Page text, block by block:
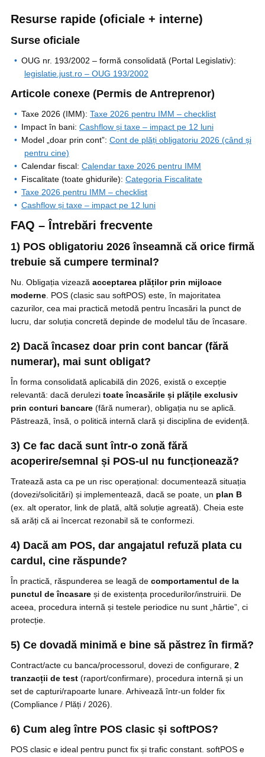
Resurse rapide (oficiale + interne)
Surse oficiale
OUG nr. 193/2002 – formă consolidată (Portal Legislativ):
legislatie.just.ro – OUG 193/2002
Articole conexe (Permis de Antreprenor)
Taxe 2026 (IMM): Taxe 2026 pentru IMM – checklist
Impact în bani: Cashflow și taxe – impact pe 12 luni
Model „doar prin cont”: Cont de plăți obligatoriu 2026 (când și
pentru cine)
Calendar fiscal: Calendar taxe 2026 pentru IMM
Fiscalitate (toate ghidurile): Categoria Fiscalitate
Taxe 2026 pentru IMM – checklist
Cashflow și taxe – impact pe 12 luni
FAQ – Întrebări frecvente
1) POS obligatoriu 2026 înseamnă că orice firmă
trebuie să cumpere terminal?
Nu. Obligația vizează acceptarea plăților prin mijloace
moderne. POS (clasic sau softPOS) este, în majoritatea
cazurilor, cea mai practică metodă pentru încasări la punct de
lucru, dar soluția concretă depinde de modelul tău de încasare.
2) Dacă încasez doar prin cont bancar (fără
numerar), mai sunt obligat?
În forma consolidată aplicabilă din 2026, există o excepție
relevantă: dacă derulezi toate încasările și plățile exclusiv
prin conturi bancare (fără numerar), obligația nu se aplică.
Păstrează, însă, o politică internă clară și disciplina de evidență.
3) Ce fac dacă sunt într-o zonă fără
acoperire/semnal și POS-ul nu funcționează?
Tratează asta ca pe un risc operațional: documentează situația
(dovezi/solicitări) și implementează, dacă se poate, un plan B
(ex. alt operator, link de plată, altă soluție agreată). Cheia este
să arăți că ai încercat rezonabil să te conformezi.
4) Dacă am POS, dar angajatul refuză plata cu
cardul, cine răspunde?
În practică, răspunderea se leagă de comportamentul de la
punctul de încasare și de existența procedurilor/instruirii. De
aceea, procedura internă și testele periodice nu sunt „hârtie”, ci
protecție.
5) Ce dovadă minimă e bine să păstrez în firmă?
Contract/acte cu banca/processorul, dovezi de configurare, 2
tranzacții de test (raport/confirmare), procedura internă și un
set de capturi/rapoarte lunare. Arhivează într-un folder fix
(Compliance / Plăți / 2026).
6) Cum aleg între POS clasic și softPOS?
POS clasic e ideal pentru punct fix și trafic constant. softPOS e